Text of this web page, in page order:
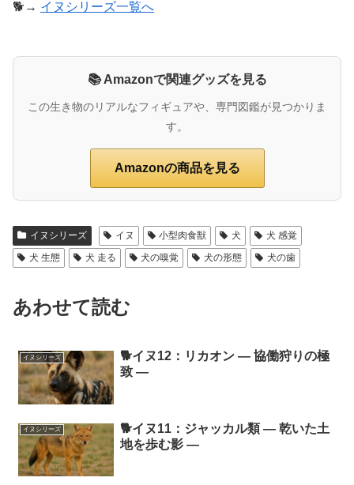
🐕→ イヌシリーズ一覧へ
📚 Amazonで関連グッズを見る
この生き物のリアルなフィギュアや、専門図鑑が見つかりま
す。
Amazonの商品を見る
イヌシリーズ イヌ 小型肉食獣 犬
犬 感覚
犬 生態
犬 走る 犬の嗅覚 犬の形態 犬の歯
あわせて読む
イヌシリーズ
🐕イヌ12：リカオン ― 協働狩りの極
致 ―
イヌシリーズ
🐕イヌ11：ジャッカル類 ― 乾いた土
地を歩む影 ―